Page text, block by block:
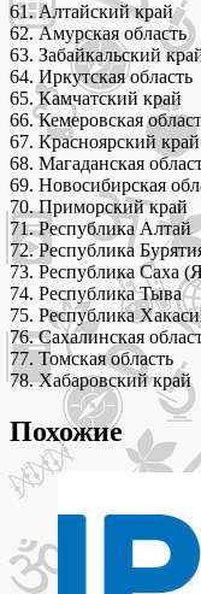
61. Алтайский край
62. Амурская область
63. Забайкальский
64. Иркутская область
65. Камчатский край
66. Кемеровская
67. Красноярский край
68. Магаданская
69. Новосибирская
70. Приморский край
71. Республика Алтай
72. Республика
73. Республика Саха
74. Республика Тыва
75. Республика
76. Сахалинская
77. Томская область
78. Хабаровский край
Похожие